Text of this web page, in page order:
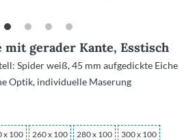
mit gerader Kante, Esstisch
Spider weiß 45 mm aufgedickte Eiche
Optik individuelle Maserung
x 100 260 x 100 280 x 100 300 x 100